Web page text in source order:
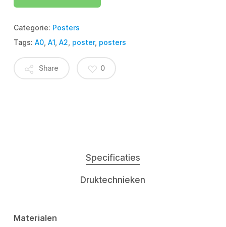
Categorie: Posters
Tags: A0, A1, A2 poster, posters
Share 0
Specificaties
Druktechnieken
Materialen